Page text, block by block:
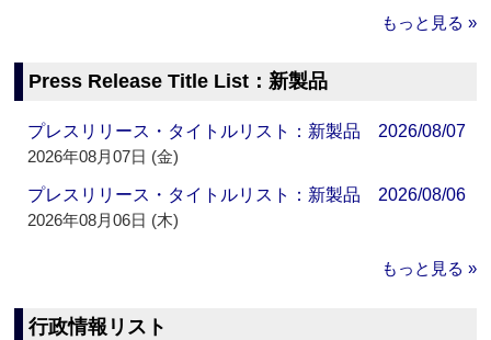
もっと見る »
Press Release Title List：新製品
プレスリリース・タイトルリスト：新製品 2026/08/07
2026年08月07日 (金)
プレスリリース・タイトルリスト：新製品 2026/08/06
2026年08月06日 (木)
もっと見る »
行政情報リスト